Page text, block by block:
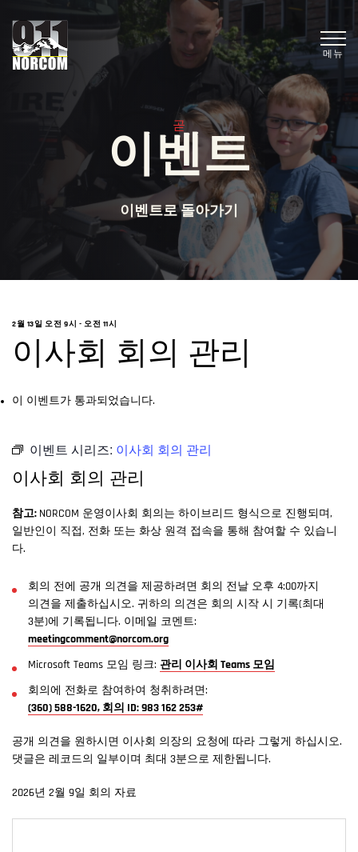
메뉴
곧
이벤트
이벤트로 돌아가기
2월 13일 오전 9시 -오전 11시
이사회 회의 관리
이 이벤트가 통과되었습니다.
이벤트 시리즈: 이사회 회의 관리
이사회 회의 관리
참고: NORCOM 운영이사회 회의는 하이브리드 형식으로 진행되며,
일반인이 직접, 전화 또는 화상 원격 접속을 통해 참여할 수 있습니
다.
회의 전에 공개 의견을 제공하려면 회의 전날 오후 4:00까지
의견을 제출하십시오. 귀하의 의견은 회의 시작 시 기록(최대
3분)에 기록됩니다. 이메일 코멘트:
meetingcomment@norcom.org
Microsoft Teams 모임 링크: 관리 이사회 Teams 모임
회의에 전화로 참여하여 청취하려면:
(360) 588-1620, 회의 ID: 983 162 253#
공개 의견을 원하시면 이사회 의장의 요청에 따라 그렇게 하십시오.
댓글은 레코드의 일부이며 최대 3분으로 제한됩니다.
2026년 2월 9일 회의 자료